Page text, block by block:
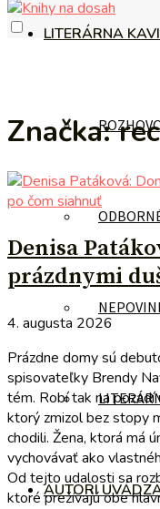
LITERÁRNA
AUTORI
Značka:
po čom siahnuť
Denisa
prázdnymi
4. augusta 2026
Prázdne domy sú
spisovateľky Brendy
tém. Robí tak na
ktorý zmizol bez stopy
chodili. Žena, ktorá má
vychovávať ako
Od tejto udalosti sa
ktoré prežívajú obe